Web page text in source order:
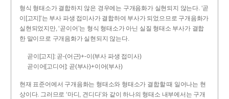
형식 형태소가 결합하지 않은 경우에는 구개음화가 실현되지 않는다. ‘곧
이[고지]’는 부사 파생 접미사가 결합하여 부사가 되었으므로 구개음화가
실현되었지만, ‘곧이어’는 형식 형태소가 아닌 실질 형태소 부사가 결합
한 말이므로 구개음화가 실현되지 않는다.
곧이[고지]: 곧-­(어근)+­-이(부사 파생 접미사)
곧이어[고디어]: 곧(부사)+이어(부사)
현재 표준어에서 구개음화는 형태소와 형태소가 결합할 때 일어나는 현
상이다. 그러므로 ‘마디, 견디다’와 같이 하나의 형태소 내부에서는 구개